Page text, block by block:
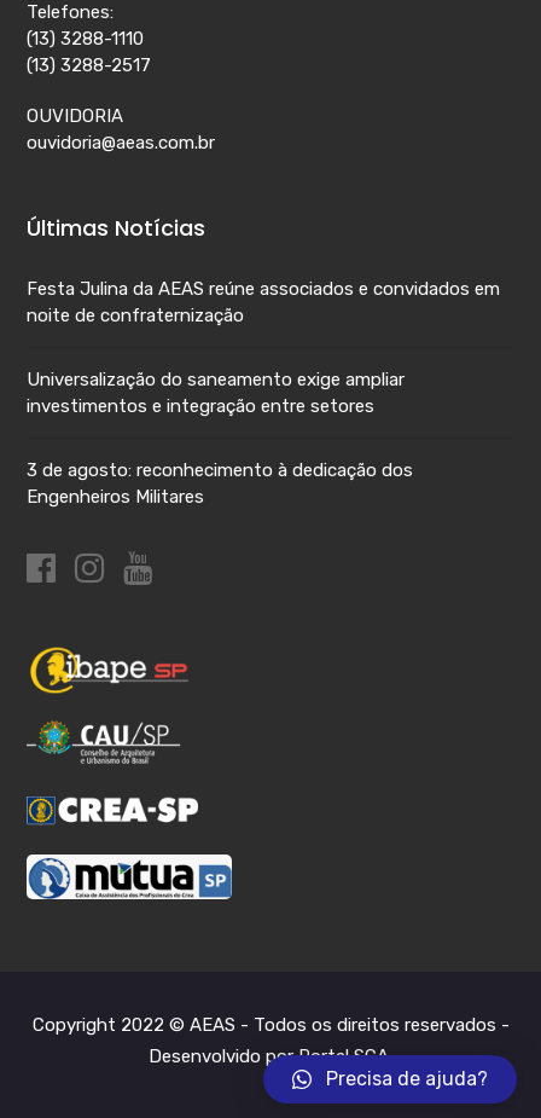
Telefones:
(13) 3288-1110
(13) 3288-2517
OUVIDORIA
ouvidoria@aeas.com.br
Últimas Notícias
Festa Julina da AEAS reúne associados e convidados em
noite de confraternização
Universalização do saneamento exige ampliar
investimentos e integração entre setores
3 de agosto: reconhecimento à dedicação dos
Engenheiros Militares
Copyright 2022 © AEAS - Todos os direitos reservados -
Desenvolvido por Portal SCA.
Precisa de ajuda?